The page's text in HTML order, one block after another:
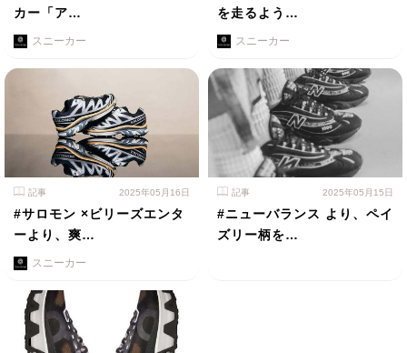
カー「ア…
スニーカー
を走るよう…
スニーカー
記事 2025年05月16日
#サロモン ×ビリーズエンタ
ーより、爽…
スニーカー
記事 2025年05月15日
#ニューバランス より、ペイ
ズリー柄を…